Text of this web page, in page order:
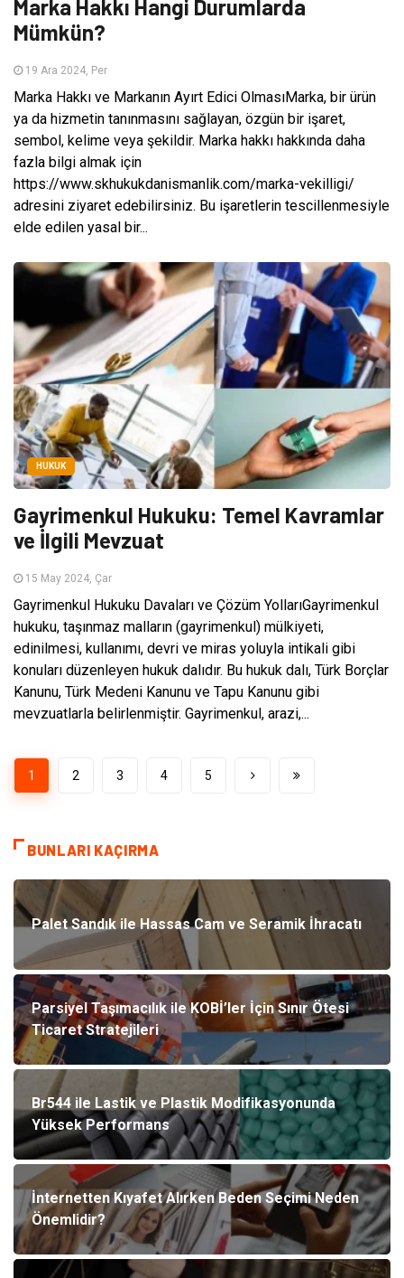
Marka Hakkı Hangi Durumlarda
Mümkün?
19 Ara 2024, Per
Marka Hakkı ve Markanın Ayırt Edici OlmasıMarka, bir ürün
ya da hizmetin tanınmasını sağlayan, özgün bir işaret,
sembol, kelime veya şekildir. Marka hakkı hakkında daha
fazla bilgi almak için
https://www.skhukukdanismanlik.com/marka-vekilligi/
adresini ziyaret edebilirsiniz. Bu işaretlerin tescillenmesiyle
elde edilen yasal bir...
HUKUK
Gayrimenkul Hukuku: Temel Kavramlar
ve İlgili Mevzuat
15 May 2024, Çar
Gayrimenkul Hukuku Davaları ve Çözüm YollarıGayrimenkul
hukuku, taşınmaz malların (gayrimenkul) mülkiyeti,
edinilmesi, kullanımı, devri ve miras yoluyla intikali gibi
konuları düzenleyen hukuk dalıdır. Bu hukuk dalı, Türk Borçlar
Kanunu, Türk Medeni Kanunu ve Tapu Kanunu gibi
mevzuatlarla belirlenmiştir. Gayrimenkul, arazi,...
1 2 3 4 5
BUNLARI KAÇIRMA
Palet Sandık ile Hassas Cam ve Seramik İhracatı
Parsiyel Taşımacılık ile KOBİ’ler İçin Sınır Ötesi
Ticaret Stratejileri
Br544 ile Lastik ve Plastik Modifikasyonunda
Yüksek Performans
İnternetten Kıyafet Alırken Beden Seçimi Neden
Önemlidir?